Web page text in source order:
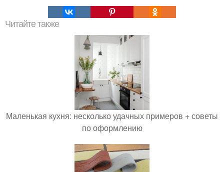
Читайте также
Маленькая кухня: несколько удачных примеров + советы
по оформлению